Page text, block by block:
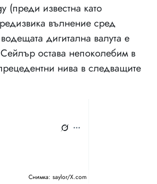
(преди известна като
вълнение сред
дигитална валута е
остава непоколебим в
нива в следващите
Снимка: saylor/X.com